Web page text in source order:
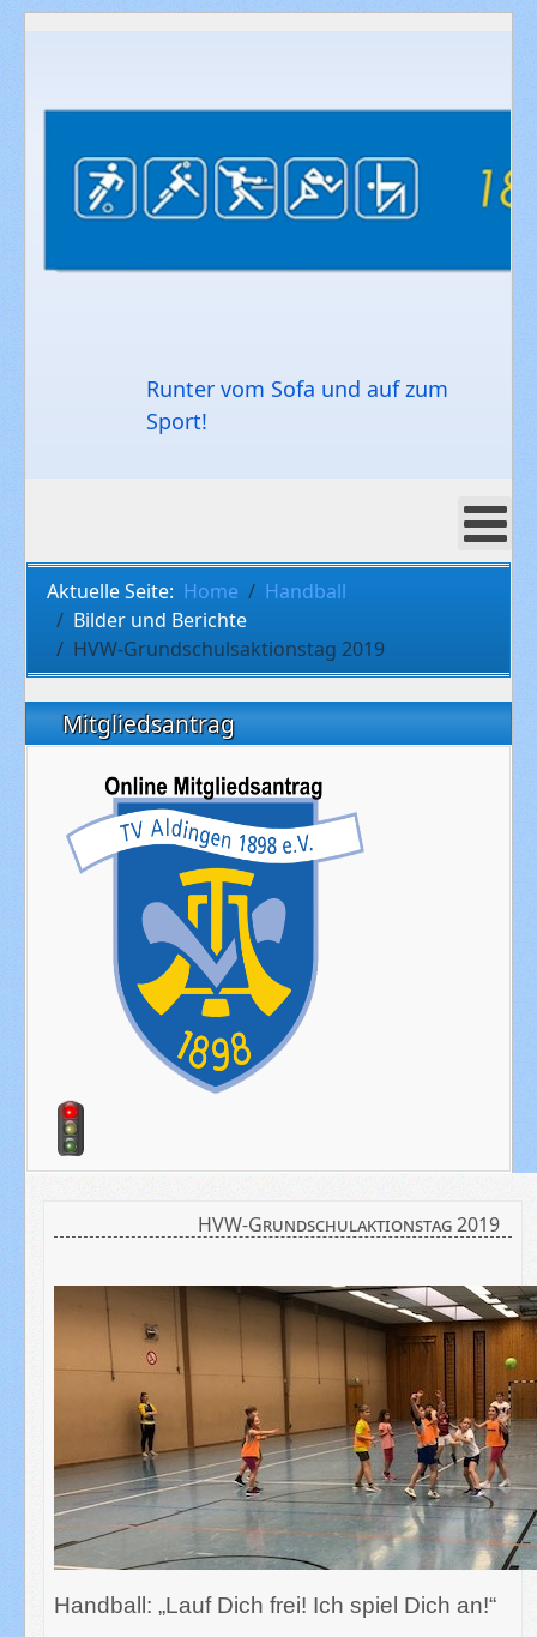
Runter vom Sofa und auf zum
Sport!
Aktuelle Seite: Home
Handball
Bilder und Berichte
HVW-Grundschulsaktionstag 2019
Mitgliedsantrag
HVW-Grundschulaktionstag 2019
Handball: „Lauf Dich frei! Ich spiel Dich an!“